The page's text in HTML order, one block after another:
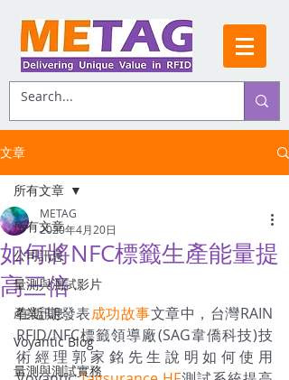
文章
所有文章
公司訊息
量測與測試影片
產業訊息
Voyantic Blog
量測與測試實務
所有文章
如何將NFC標籤生產能量提
高三倍
METAG
2020年4月20日
在近期發表成功故事文章中，台灣RAIN
RFID/NFC標籤領導廠(SAG韋僑科技)技
術經理郭家銘先生說明如何使用